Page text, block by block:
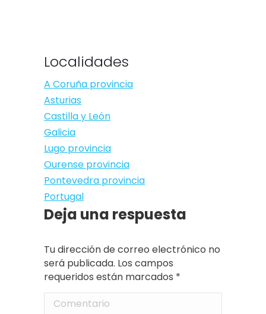
Localidades
A Coruña provincia
Asturias
Castilla y León
Galicia
Lugo provincia
Ourense provincia
Pontevedra provincia
Portugal
Deja una respuesta
Tu dirección de correo electrónico no
será publicada. Los campos
requeridos están marcados *
Comentario